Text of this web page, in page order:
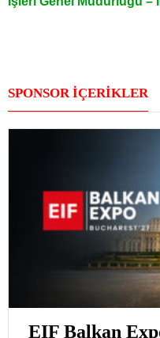
SPONSOR İÇERİKLER
EIF Balkan